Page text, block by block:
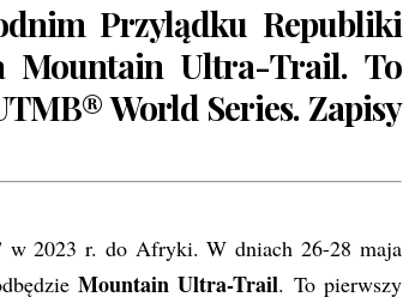
Przylądku Republiki
Mountain Ultra-Trail. To
World Series. Zapisy
2023 r. do Afryki. W dniach 26-28 maja
Mountain Ultra-Trail. To pierwszy